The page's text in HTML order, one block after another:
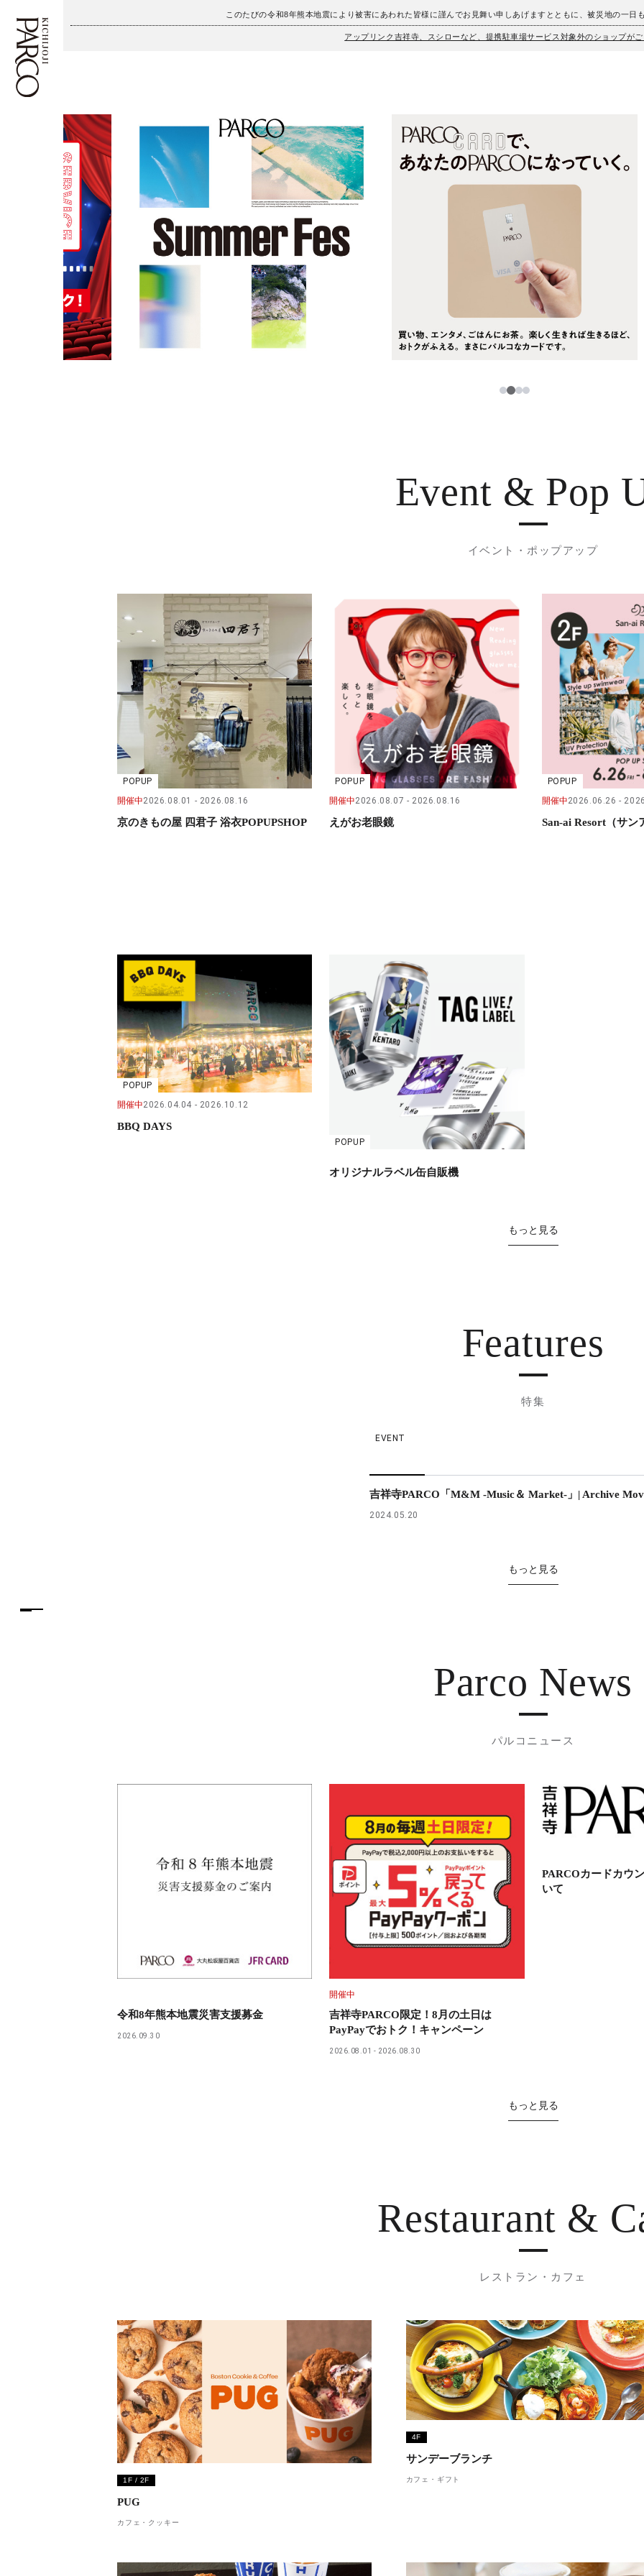
このたびの令和8年熊本地震により被害にあわれた皆様に謹んでお見舞い申しあげますとともに、被災地の一日
アップリンク吉祥寺、スシローなど、提携駐車場サービス対象外のショップが
施設案内・アクセス
イベント・ポップアップ
ニュース
レストラン・カフェ
TAX FREE
PARCOメンバーズ
繁体字
簡体字
한국어
ภาษาไทย
日本語
1234
Event & Pop
イベント・ポップアップ
POPUP
開催中2026.08.01 2026.08.16
京のきもの屋 四君子 浴衣POPUPSHOP
POPUP
開催中2026.08.07 2026.08.16
えがお老眼鏡
POPUP
開催中2026.06.26
San-ai Resort（サン
POPUP
開催中2026.04.04 2026.10.12
BBQ DAYS
POPUP
オリジナルラベル缶自販機
もっと見る
Features
特集
EVENT
吉祥寺PARCO「M&M -Music＆ Market-」| Archive
2024.05.20
もっと見る
Parco News
パルコニュース
令和8年熊本地震災害支援募金
2026.09.30
開催中
吉祥寺PARCO限定！8月の土日は
PayPayでおトク！キャンペーン
2026.08.01 2026.08.30
PARCOカードカウ
いて
もっと見る
Restaurant &
レストラン・カフェ
1F / 2F
PUG
カフェ・クッキー
4F
サンデーブランチ
カフェ・ギフト